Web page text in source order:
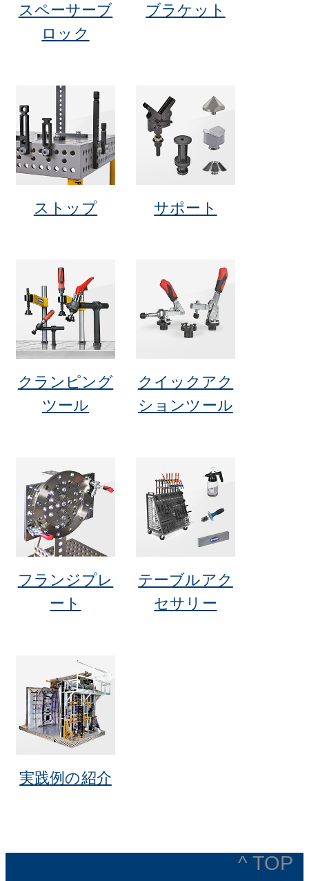
スペーサーブ
ロック
ブラケット
ストップ サポート
クランピング
ツール
クイックアク
ションツール
フランジプレ
ート
テーブルアク
セサリー
実践例の紹介
^ TOP